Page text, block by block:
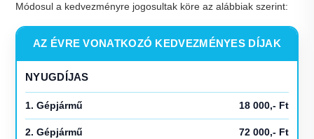
Módosul a kedvezményre jogosultak köre az alábbiak szerint:
AZ ÉVRE VONATKOZÓ KEDVEZMÉNYES DÍJAK
NYUGDÍJAS
1. Gépjármű 18 000,- Ft
2. Gépjármű 72 000,- Ft